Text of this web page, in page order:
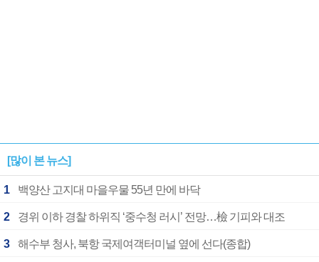
[많이 본 뉴스]
1 백양산 고지대 마을우물 55년 만에 바닥
2 경위 이하 경찰 하위직 ‘중수청 러시’ 전망…檢 기피와 대조
3 해수부 청사, 북항 국제여객터미널 옆에 선다(종합)